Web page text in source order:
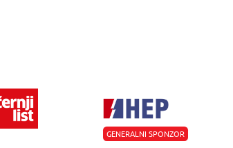
GENERALNI SPONZOR